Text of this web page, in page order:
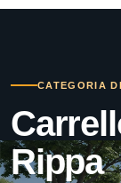
CATEGORIA
Rippa